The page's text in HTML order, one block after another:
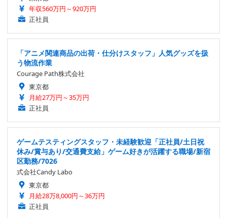
年収560万円～920万円
正社員
「アニメ関連商品の出荷・仕分けスタッフ」人気グッズを扱
う物流作業
Courage Path株式会社
東京都
月給27万円～35万円
正社員
ゲームテスティングスタッフ・未経験歓迎「正社員/土日祝
休み/賞与あり/交通費支給」ゲーム好きが活躍する職場/新宿
区勤務/7026
式会社Candy Labo
東京都
月給28万8,000円～36万円
正社員